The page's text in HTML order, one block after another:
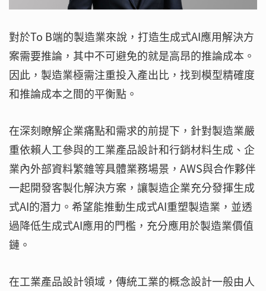
對於To B端的製造業來說，打造生成式AI應用解決方
案需要推論，其中不可避免的就是高昂的推論成本。
因此，製造業極需注重投入產出比，找到模型精確度
和推論成本之間的平衡點。
在深刻瞭解企業痛點和需求的前提下，針對製造業嚴
重依賴人工參與的工業產品設計和行銷材料生成、企
業內外部資料繁雜等具體業務場景，AWS與合作夥伴
一起開發客製化解決方案，讓製造企業充分發揮生成
式AI的潛力。希望能推動生成式AI重塑製造業，並透
過降低生成式AI應用的門檻，充分應用於製造業價值
鏈。
在工業產品設計領域，傳統工業的概念設計一般由人